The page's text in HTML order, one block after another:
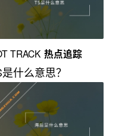
TRACK 热点追踪
什么意思？